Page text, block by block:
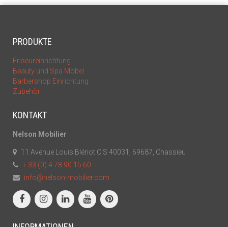
PRODUKTE
Friseureinrichtung
Beauty und Spa Möbel
Barbershop Einrichtung
Zubehör
KONTAKT
Nelson Mobilier
11 Avenue Louis Blériot C.S 40031, 69687, Chassieu
+ 33 (0) 4 78 90 15 60
info@nelson-mobilier.com